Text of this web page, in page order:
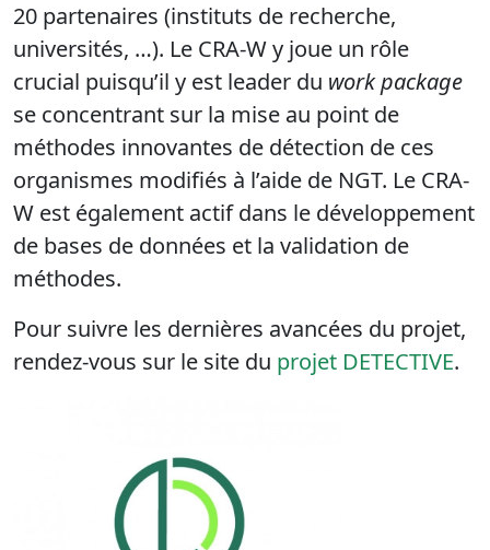
20 partenaires (instituts de recherche,
universités, …). Le CRA-W y joue un rôle
crucial puisqu’il y est leader du work package
se concentrant sur la mise au point de
méthodes innovantes de détection de ces
organismes modifiés à l’aide de NGT. Le CRA-
W est également actif dans le développement
de bases de données et la validation de
méthodes.
Pour suivre les dernières avancées du projet,
rendez-vous sur le site du projet DETECTIVE.